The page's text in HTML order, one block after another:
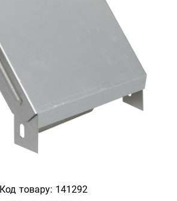
Код товару: 141292